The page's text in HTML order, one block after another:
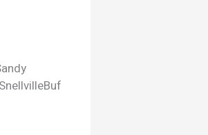
SnellvilleBuf